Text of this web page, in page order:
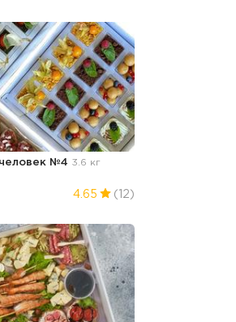
человек №4 3.6 кг
4.65 (12)